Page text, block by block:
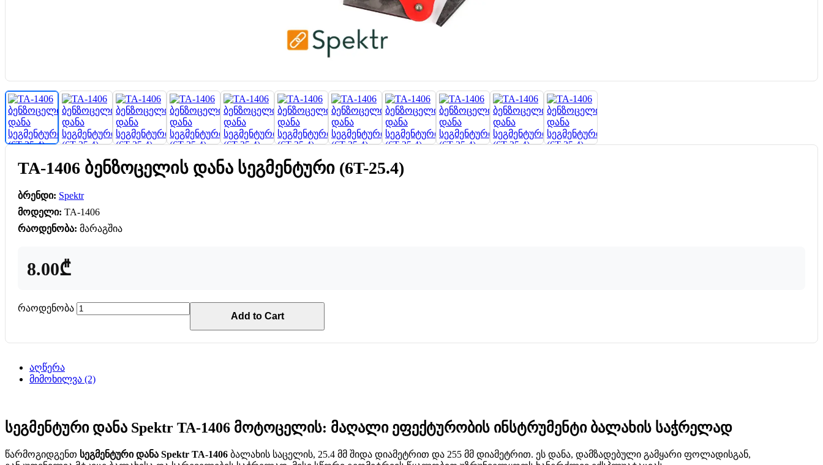
TA-1406 ბენზოცელის დანა სეგმენტური (6T-25.4)
ბრენდი: Spektr
მოდელი: TA-1406
რაოდენობა: მარაგშია
8.00₾
რაოდენობა
Add to Cart
აღწერა
მიმოხილვა (2)
სეგმენტური დანა Spektr TA-1406 მოტოცელის: მაღალი ეფექტურობის ინსტრუმენტი ბალახის საჭრელად
წარმოგიდგენთ სეგმენტური დანა Spektr TA-1406 ბალახის საცელის, 25.4 მმ შიდა დიამეტრით და 255 მმ დიამეტრით. ეს დანა, დამზადებული გამყარი ფოლადისგან,